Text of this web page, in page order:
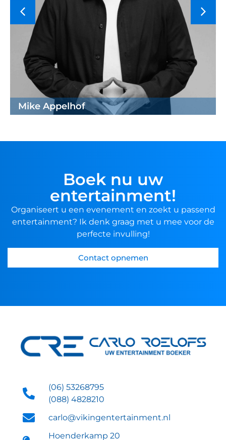
Mike Appelhof
Boek nu uw
entertainment!
Organiseert u een evenement en zoekt u passend
entertainment? Ik denk graag met u mee voor de
perfecte invulling!
Contact opnemen
(06) 53268795
(088) 4828210
carlo@vikingentertainment.nl
Hoenderkamp 20